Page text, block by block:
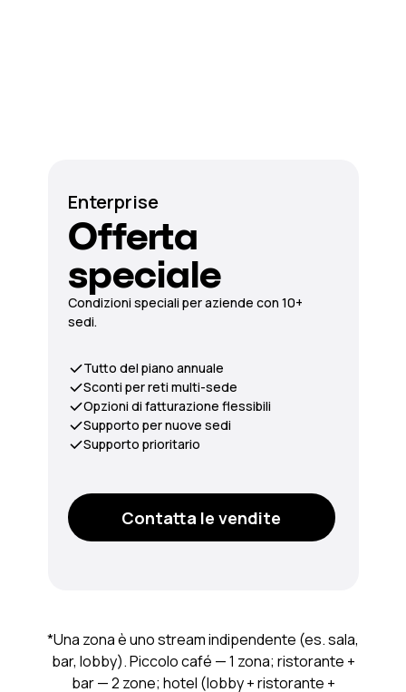
*Una zona è uno stream indipendente (es. sala,
bar, lobby). Piccolo café — 1 zona; ristorante +
bar — 2 zone; hotel (lobby + ristorante +
Enterprise
Offerta
speciale
Condizioni speciali per aziende con 10+
sedi.
Contatta le vendite
Tutto del piano annuale
Sconti per reti multi-sede
Opzioni di fatturazione flessibili
Supporto per nuove sedi
Supporto prioritario